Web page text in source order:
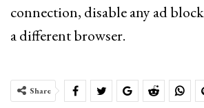
connection, disable any ad
a different browser.
Share